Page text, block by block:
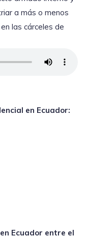
a más o menos
las cárceles de
en Ecuador:
Ecuador entre el